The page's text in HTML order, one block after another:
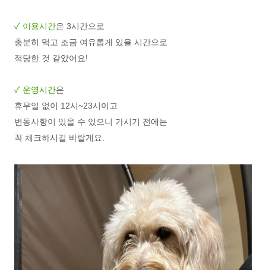
✓ 이용시간은 3시간으로
충분히 먹고 조금 여유롭게 있을 시간으로
적당한 것 같았어요!
✓ 운영시간은
휴무일 없이 12시~23시이고
변동사항이 있을 수 있으니 가시기 전에는
꼭 체크하시길 바랄게요.